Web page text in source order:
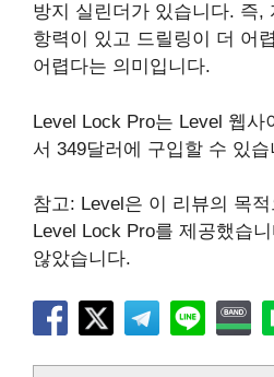
방지 실린더가 있습니다. 즉,
항력이 있고 드릴링이 더 어
어렵다는 의미입니다.
Level Lock Pro는 Level 웹사
서 349달러에 구입할 수 있습
참고: Level은 이 리뷰의 목
Level Lock Pro를 제공했습
않았습니다.